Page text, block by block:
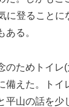
に登ることに
ある。
のためトイレ
備えた。トイ
平山の話を少